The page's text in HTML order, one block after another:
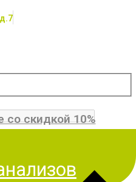
со скидкой 10%